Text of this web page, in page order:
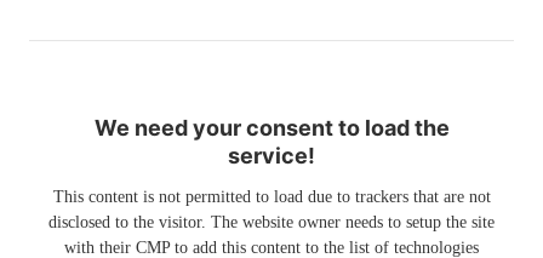
We need your consent to load the
service!
This content is not permitted to load due to trackers that are not
disclosed to the visitor. The website owner needs to setup the site
with their CMP to add this content to the list of technologies